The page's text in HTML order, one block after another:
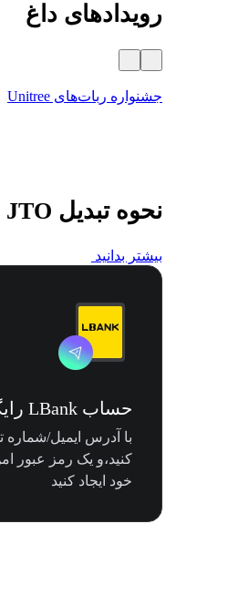
رویدادهای داغ
جشنواره ربات‌های Unitree
نحوه تبدیل JTO به PHP
بیشتر بدانید
حساب LBank رایگان خود را ایجاد کنید
کنید،و یک رمز عبور
خود ایجاد کنید